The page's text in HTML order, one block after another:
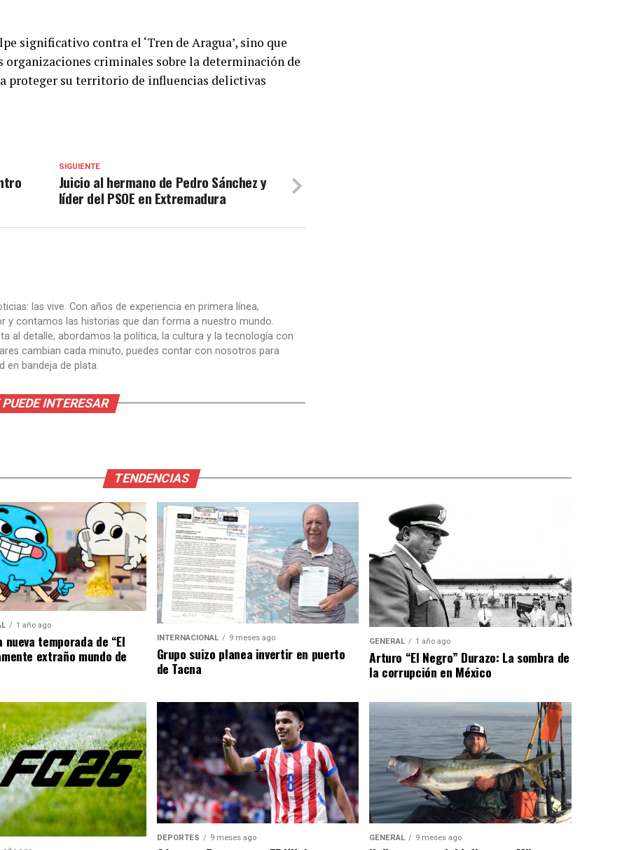
significativo contra el ‘Tren de Aragua’, sino que
organizaciones criminales sobre la determinación de
proteger su territorio de influencias delictivas
SIGUIENTE
Juicio al hermano de Pedro Sánchez y
líder del PSOE en Extremadura
las vive. Con años de experiencia en primera línea,
y contamos las historias que dan forma a nuestro mundo.
al detalle, abordamos la política, la cultura y la tecnología con
cambian cada minuto, puedes contar con nosotros para
en bandeja de plata.
PUEDE INTERESAR
TENDENCIAS
1 año ago
nueva temporada de “El
extraño mundo de
INTERNACIONAL 9 meses ago
Grupo suizo planea invertir en puerto
de Tacna
GENERAL 1 año ago
Arturo “El Negro” Durazo: La sombra de
la corrupción en México
DEPORTES 9 meses ago GENERAL 9 meses ago